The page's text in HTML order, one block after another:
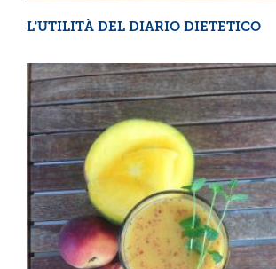
L'UTILITÀ DEL DIARIO DIETETICO